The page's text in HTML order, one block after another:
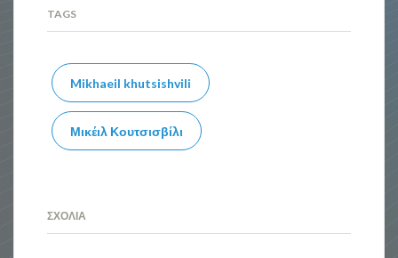
TAGS
Mikhaeil khutsishvili
Μικέιλ Κουτσισβίλι
ΣΧΌΛΙΑ